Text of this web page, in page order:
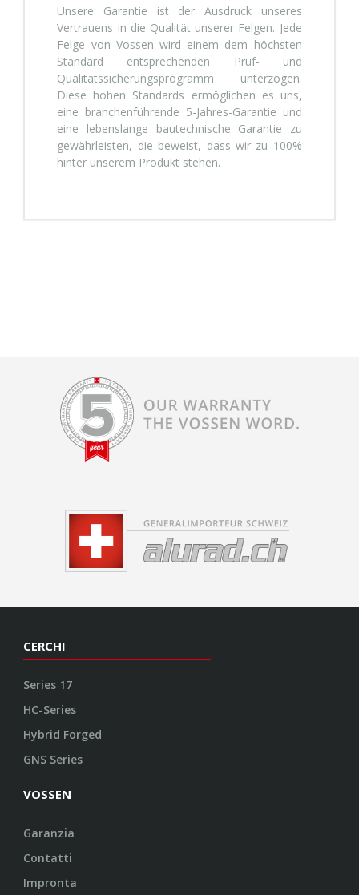
Unsere Garantie ist der Ausdruck unseres
Vertrauens in die Qualität unserer Felgen. Jede
Felge von Vossen wird einem dem höchsten
Standard entsprechenden Prüf- und
Qualitätssicherungsprogramm unterzogen.
Diese hohen Standards ermöglichen es uns,
eine branchenführende 5-Jahres-Garantie und
eine lebenslange bautechnische Garantie zu
gewährleisten, die beweist, dass wir zu 100%
hinter unserem Produkt stehen.
CERCHI
Series 17
HC-Series
Hybrid Forged
GNS Series
VOSSEN
Garanzia
Contatti
Impronta